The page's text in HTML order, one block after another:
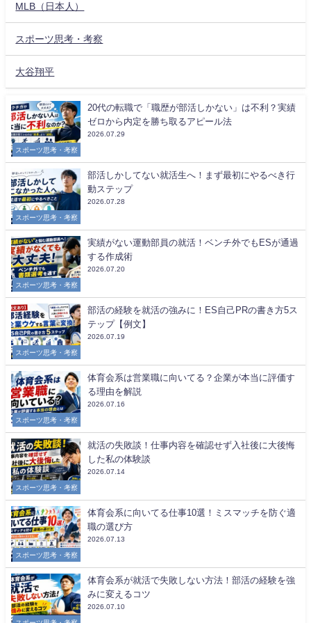
MLB（日本人）
スポーツ思考・考察
大谷翔平
スポーツ思考・考察
20代の転職で「職歴が部活しかない」は不利？実績
ゼロから内定を勝ち取るアピール法
2026.07.29
スポーツ思考・考察
部活しかしてない就活生へ！まず最初にやるべき行
動ステップ
2026.07.28
スポーツ思考・考察
実績がない運動部員の就活！ベンチ外でもESが通過
する作成術
2026.07.20
スポーツ思考・考察
部活の経験を就活の強みに！ES自己PRの書き方5ス
テップ【例文】
2026.07.19
スポーツ思考・考察
体育会系は営業職に向いてる？企業が本当に評価す
る理由を解説
2026.07.16
スポーツ思考・考察
就活の失敗談！仕事内容を確認せず入社後に大後悔
した私の体験談
2026.07.14
スポーツ思考・考察
体育会系に向いてる仕事10選！ミスマッチを防ぐ適
職の選び方
2026.07.13
体育会系が就活で失敗しない方法！部活の経験を強
みに変えるコツ
2026.07.10